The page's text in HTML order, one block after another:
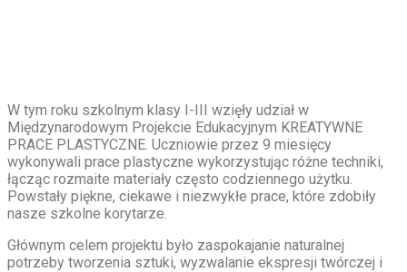
W tym roku szkolnym klasy I-III wzięły udział w
Międzynarodowym Projekcie Edukacyjnym KREATYWNE
PRACE PLASTYCZNE. Uczniowie przez 9 miesięcy
wykonywali prace plastyczne wykorzystując różne techniki,
łącząc rozmaite materiały często codziennego użytku.
Powstały piękne, ciekawe i niezwykłe prace, które zdobiły
nasze szkolne korytarze.
Głównym celem projektu było zaspokajanie naturalnej
potrzeby tworzenia sztuki, wyzwalanie ekspresji twórczej i